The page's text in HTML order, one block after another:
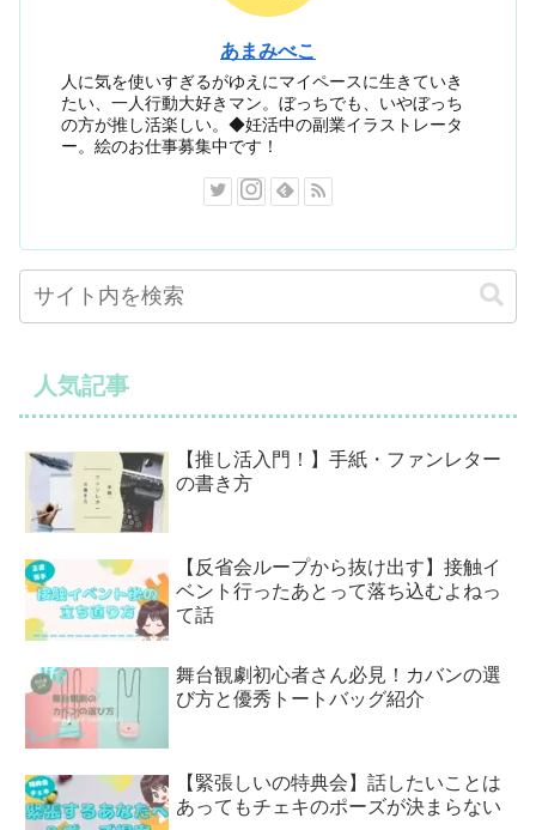
あまみべこ
人に気を使いすぎるがゆえにマイペースに生きていき
たい、一人行動大好きマン。ぼっちでも、いやぼっち
の方が推し活楽しい。◆妊活中の副業イラストレータ
ー。絵のお仕事募集中です！
人気記事
【推し活入門！】手紙・ファンレター
の書き方
【反省会ループから抜け出す】接触イ
ベント行ったあとって落ち込むよねっ
て話
舞台観劇初心者さん必見！カバンの選
び方と優秀トートバッグ紹介
【緊張しいの特典会】話したいことは
あってもチェキのポーズが決まらない